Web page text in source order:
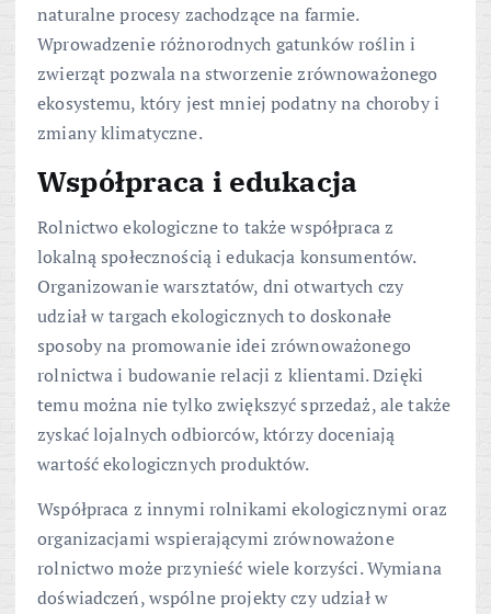
naturalne procesy zachodzące na farmie.
Wprowadzenie różnorodnych gatunków roślin i
zwierząt pozwala na stworzenie zrównoważonego
ekosystemu, który jest mniej podatny na choroby i
zmiany klimatyczne.
Współpraca i edukacja
Rolnictwo ekologiczne to także współpraca z
lokalną społecznością i edukacja konsumentów.
Organizowanie warsztatów, dni otwartych czy
udział w targach ekologicznych to doskonałe
sposoby na promowanie idei zrównoważonego
rolnictwa i budowanie relacji z klientami. Dzięki
temu można nie tylko zwiększyć sprzedaż, ale także
zyskać lojalnych odbiorców, którzy doceniają
wartość ekologicznych produktów.
Współpraca z innymi rolnikami ekologicznymi oraz
organizacjami wspierającymi zrównoważone
rolnictwo może przynieść wiele korzyści. Wymiana
doświadczeń, wspólne projekty czy udział w